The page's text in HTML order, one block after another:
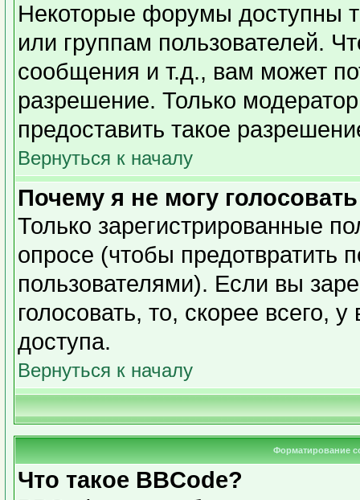
Некоторые форумы доступны
или группам пользователей.
сообщения и т.д., вам может
разрешение. Только
предоставить такое
Вернуться к началу
Почему я не могу
Только зарегистрированные
опросе (чтобы предотвратить
пользователями). Если вы
голосовать, то, скорее всего,
доступа.
Вернуться к началу
Форматирование
Что такое BBCode?